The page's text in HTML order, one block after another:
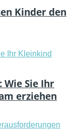
Kinder den
Wie Sie Ihr
erziehen